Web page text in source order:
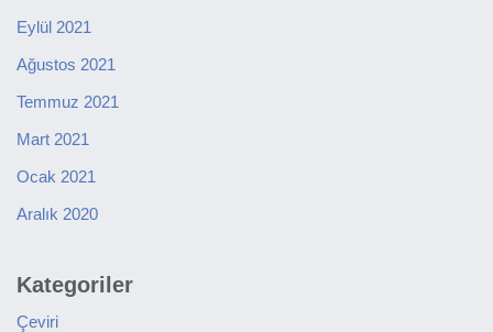
Eylül 2021
Ağustos 2021
Temmuz 2021
Mart 2021
Ocak 2021
Aralık 2020
Kategoriler
Çeviri